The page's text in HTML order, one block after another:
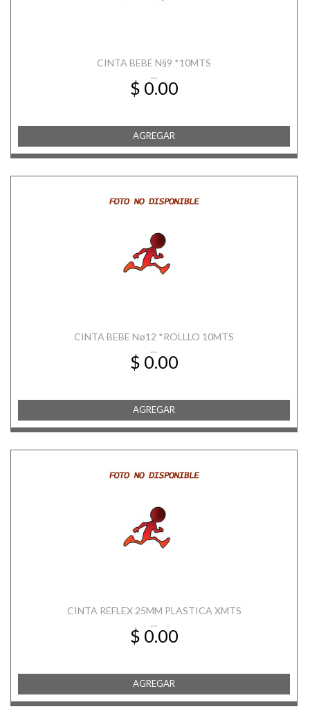
CINTA BEBE N§9 *10MTS
...
$ 0.00
AGREGAR
CINTA BEBE Nø12 *ROLLLO 10MTS
...
$ 0.00
AGREGAR
CINTA REFLEX 25MM PLASTICA XMTS
...
$ 0.00
AGREGAR